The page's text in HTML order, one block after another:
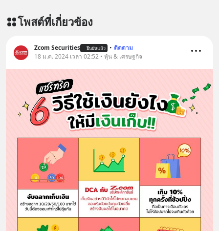
โพสต์ที่เกี่ยวข้อง
Zcom Securities ยืนยันแล้ว • ติดตาม
18 ม.ค. 2024 เวลา 02:52 • หุ้น & เศรษฐกิจ